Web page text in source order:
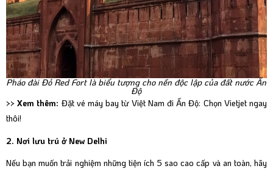
Pháo đài Đỏ Red Fort là biểu tượng cho nền độc lập của đất nước Ấn
Độ
>> Xem thêm: Đặt vé máy bay từ Việt Nam đi Ấn Độ: Chọn Vietjet ngay
thôi!
2. Nơi lưu trú ở New Delhi
Nếu bạn muốn trải nghiệm những tiện ích 5 sao cao cấp và an toàn, hãy